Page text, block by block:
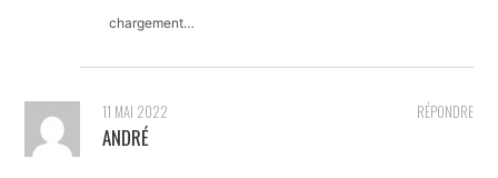
chargement…
RÉPONDRE
11 MAI 2022
ANDRÉ